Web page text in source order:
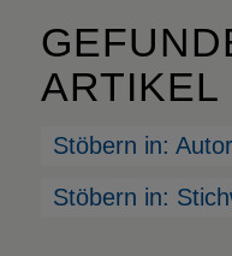
ARTIKEL
Stöbern in:
Stöbern in: